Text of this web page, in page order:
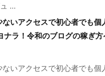
...
いアクセスで初心者でも
ナラ！令和のブログの稼ぎ
いアクセスで初心者でも